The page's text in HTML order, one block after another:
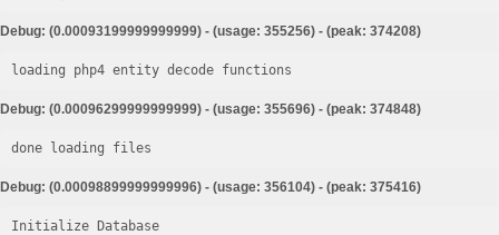
Debug: (0.00093199999999999) - (usage: 355256) - (peak: 374208)
loading php4 entity decode functions
Debug: (0.00096299999999999) - (usage: 355696) - (peak: 374848)
done loading files
Debug: (0.00098899999999996) - (usage: 356104) - (peak: 375416)
Initialize Database